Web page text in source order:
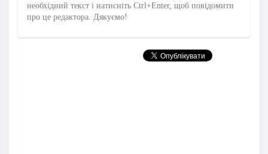
необхідний текст і натисніть Ctrl+Enter, щоб повідомити
про це редактора. Дякуємо!